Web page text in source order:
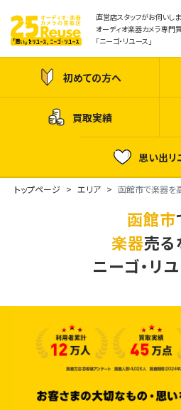
直営店スタッフがお伺いしま
オーディオ楽器カメラ専門
「ニーゴ・リユース」
初めての方へ
買取実績
思い出リ
トップページ エリア 函館市で楽器を
函館市
楽器売る
ニーゴ・リ